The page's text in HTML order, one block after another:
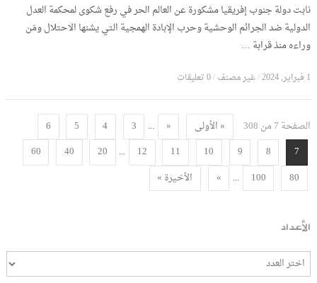
نابت دولة جنوب إفريقيا مشكورة عن العالم الحر في رفع شكوى لمحكمة العدل
الدولية ضد الجرائم الوحشية وحرب الإبادة الهمجية التي يشنها الاحتلال ومَن
وراءه منذ قرابة …
1 فبراير, 2024 /غير مصنف/0 تعليقات
الصفحة 7 من 308 « الأولى «
...
3
4
5
6
7
8
9
10
11
12
...
20
40
60
80
100
...
» الأخيرة »
الأعداد